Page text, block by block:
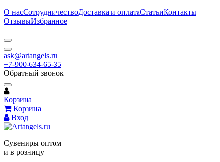
О насСотрудничествоДоставка и оплатаСтатьиКонтакты
ОтзывыИзбранное
ask@artangels.ru
+7-900-634-65-35
Обратный звонок
Корзина
Корзина
Вход
Сувениры оптом
и в розницу